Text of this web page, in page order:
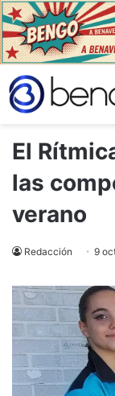
El
las
verano
Redacción 9